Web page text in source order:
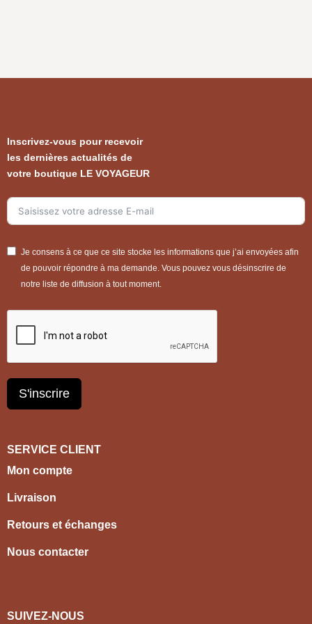
Inscrivez-vous pour recevoir
les dernières actualités de
votre boutique LE VOYAGEUR
Je consens à ce que ce site stocke les informations que j’ai envoyées afin
de pouvoir répondre à ma demande. Vous pouvez vous désinscrire de
notre liste de diffusion à tout moment.
S'inscrire
SERVICE CLIENT
Mon compte
Livraison
Retours et échanges
Nous contacter
SUIVEZ-NOUS